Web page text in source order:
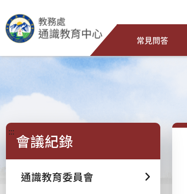
常見問答
::: 會議紀錄
通識教育委員會